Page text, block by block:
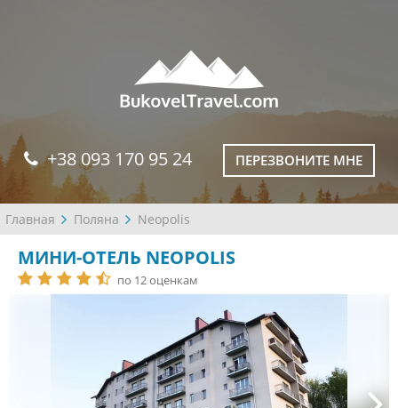
+38 093 170 95 24 ПЕРЕЗВОНИТЕ МНЕ
Главная Поляна Neopolis
МИНИ-ОТЕЛЬ NEOPOLIS
по 12 оценкам